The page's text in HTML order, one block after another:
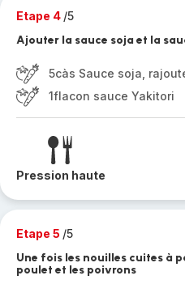
Etape 4 /5
Ajouter la sauce soja et la
5càs Sauce soja,
1flacon sauce Yakitori
Pression haute
Etape 5 /5
Une fois les nouilles cuites à
poulet et les poivrons